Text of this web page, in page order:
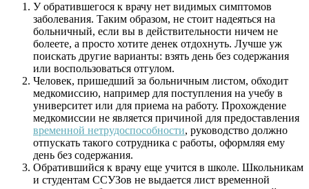
У обратившегося к врачу нет видимых симптомов
заболевания. Таким образом, не стоит надеяться на
больничный, если вы в действительности ничем не
болеете, а просто хотите денек отдохнуть. Лучше уж
поискать другие варианты: взять день без содержания
или воспользоваться отгулом.
Человек, пришедший за больничным листом, обходит
медкомиссию, например для поступления на учебу в
университет или для приема на работу. Прохождение
медкомиссии не является причиной для предоставления
временной нетрудоспособности, руководство должно
отпускать такого сотрудника с работы, оформляя ему
день без содержания.
Обратившийся к врачу еще учится в школе. Школьникам
и студентам ССУЗов не выдается лист временной